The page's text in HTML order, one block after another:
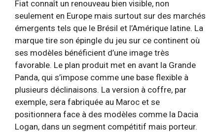
Fiat connaît un renouveau bien visible, non
seulement en Europe mais surtout sur des marchés
émergents tels que le Brésil et l’Amérique latine. La
marque tire son épingle du jeu sur ce continent où
ses modèles bénéficient d’une image très
favorable. Le plan produit met en avant la Grande
Panda, qui s’impose comme une base flexible à
plusieurs déclinaisons. La version à coffre, par
exemple, sera fabriquée au Maroc et se
positionnera face à des modèles comme la Dacia
Logan, dans un segment compétitif mais porteur.